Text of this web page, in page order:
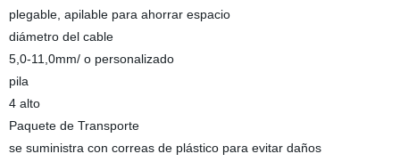
plegable, apilable para ahorrar espacio
diámetro del cable
5,0-11,0mm/ o personalizado
pila
4 alto
Paquete de Transporte
se suministra con correas de plástico para evitar daños